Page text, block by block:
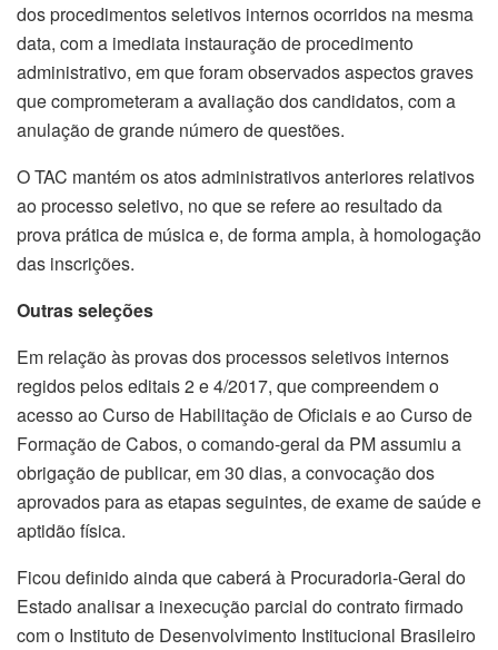
dos procedimentos seletivos internos ocorridos na mesma
data, com a imediata instauração de procedimento
administrativo, em que foram observados aspectos graves
que comprometeram a avaliação dos candidatos, com a
anulação de grande número de questões.
O TAC mantém os atos administrativos anteriores relativos
ao processo seletivo, no que se refere ao resultado da
prova prática de música e, de forma ampla, à homologação
das inscrições.
Outras seleções
Em relação às provas dos processos seletivos internos
regidos pelos editais 2 e 4/2017, que compreendem o
acesso ao Curso de Habilitação de Oficiais e ao Curso de
Formação de Cabos, o comando-geral da PM assumiu a
obrigação de publicar, em 30 dias, a convocação dos
aprovados para as etapas seguintes, de exame de saúde e
aptidão física.
Ficou definido ainda que caberá à Procuradoria-Geral do
Estado analisar a inexecução parcial do contrato firmado
com o Instituto de Desenvolvimento Institucional Brasileiro